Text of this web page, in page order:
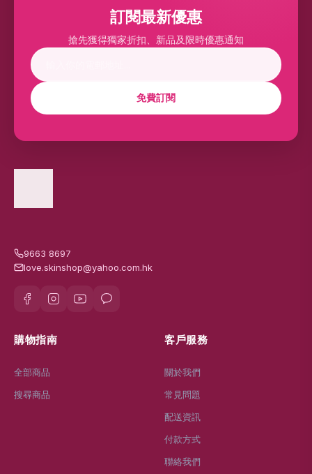
訂閱最新優惠
搶先獲得獨家折扣、新品及限時優惠通知
免費訂閱
9663 8697
love.skinshop@yahoo.com.hk
購物指南
全部商品
搜尋商品
客戶服務
關於我們
常見問題
配送資訊
付款方式
聯絡我們